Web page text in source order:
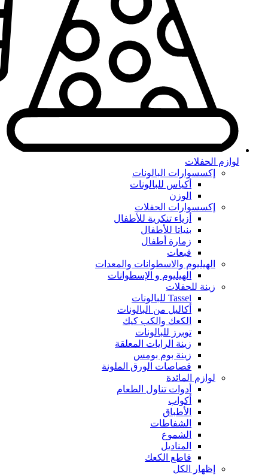
لوازم الحفلات
إكسسوارات البالونات
أكياس للبالونات
الوزن
إكسسوارات الحفلات
أزياء تنكرية للأطفال
بنياتا للأطفال
زمارة أطفال
قبعات
الهيليوم والاسطوانات والمعدات
الهيليوم و الإسطوانات
زينة للحفلات
Tassel للبالونات
أكاليل من البالونات
الكعك والكب كيك
توبرز للبالونات
زينة الرايات المعلقة
زينة بوم بومس
قصاصات الورق الملونة
لوازم المائدة
أدوات تناول الطعام
أكواب
الأطباق
الشفاطات
الشموع
المناديل
قاطع الكعك
إظهار الكل